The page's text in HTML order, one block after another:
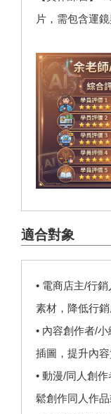
片，需包含運鏡
適合對象
• 電商店主/行
素材，降低行銷
• 內容創作者/
插圖，提升內容
• 動漫/同人創
鬆創作同人作品